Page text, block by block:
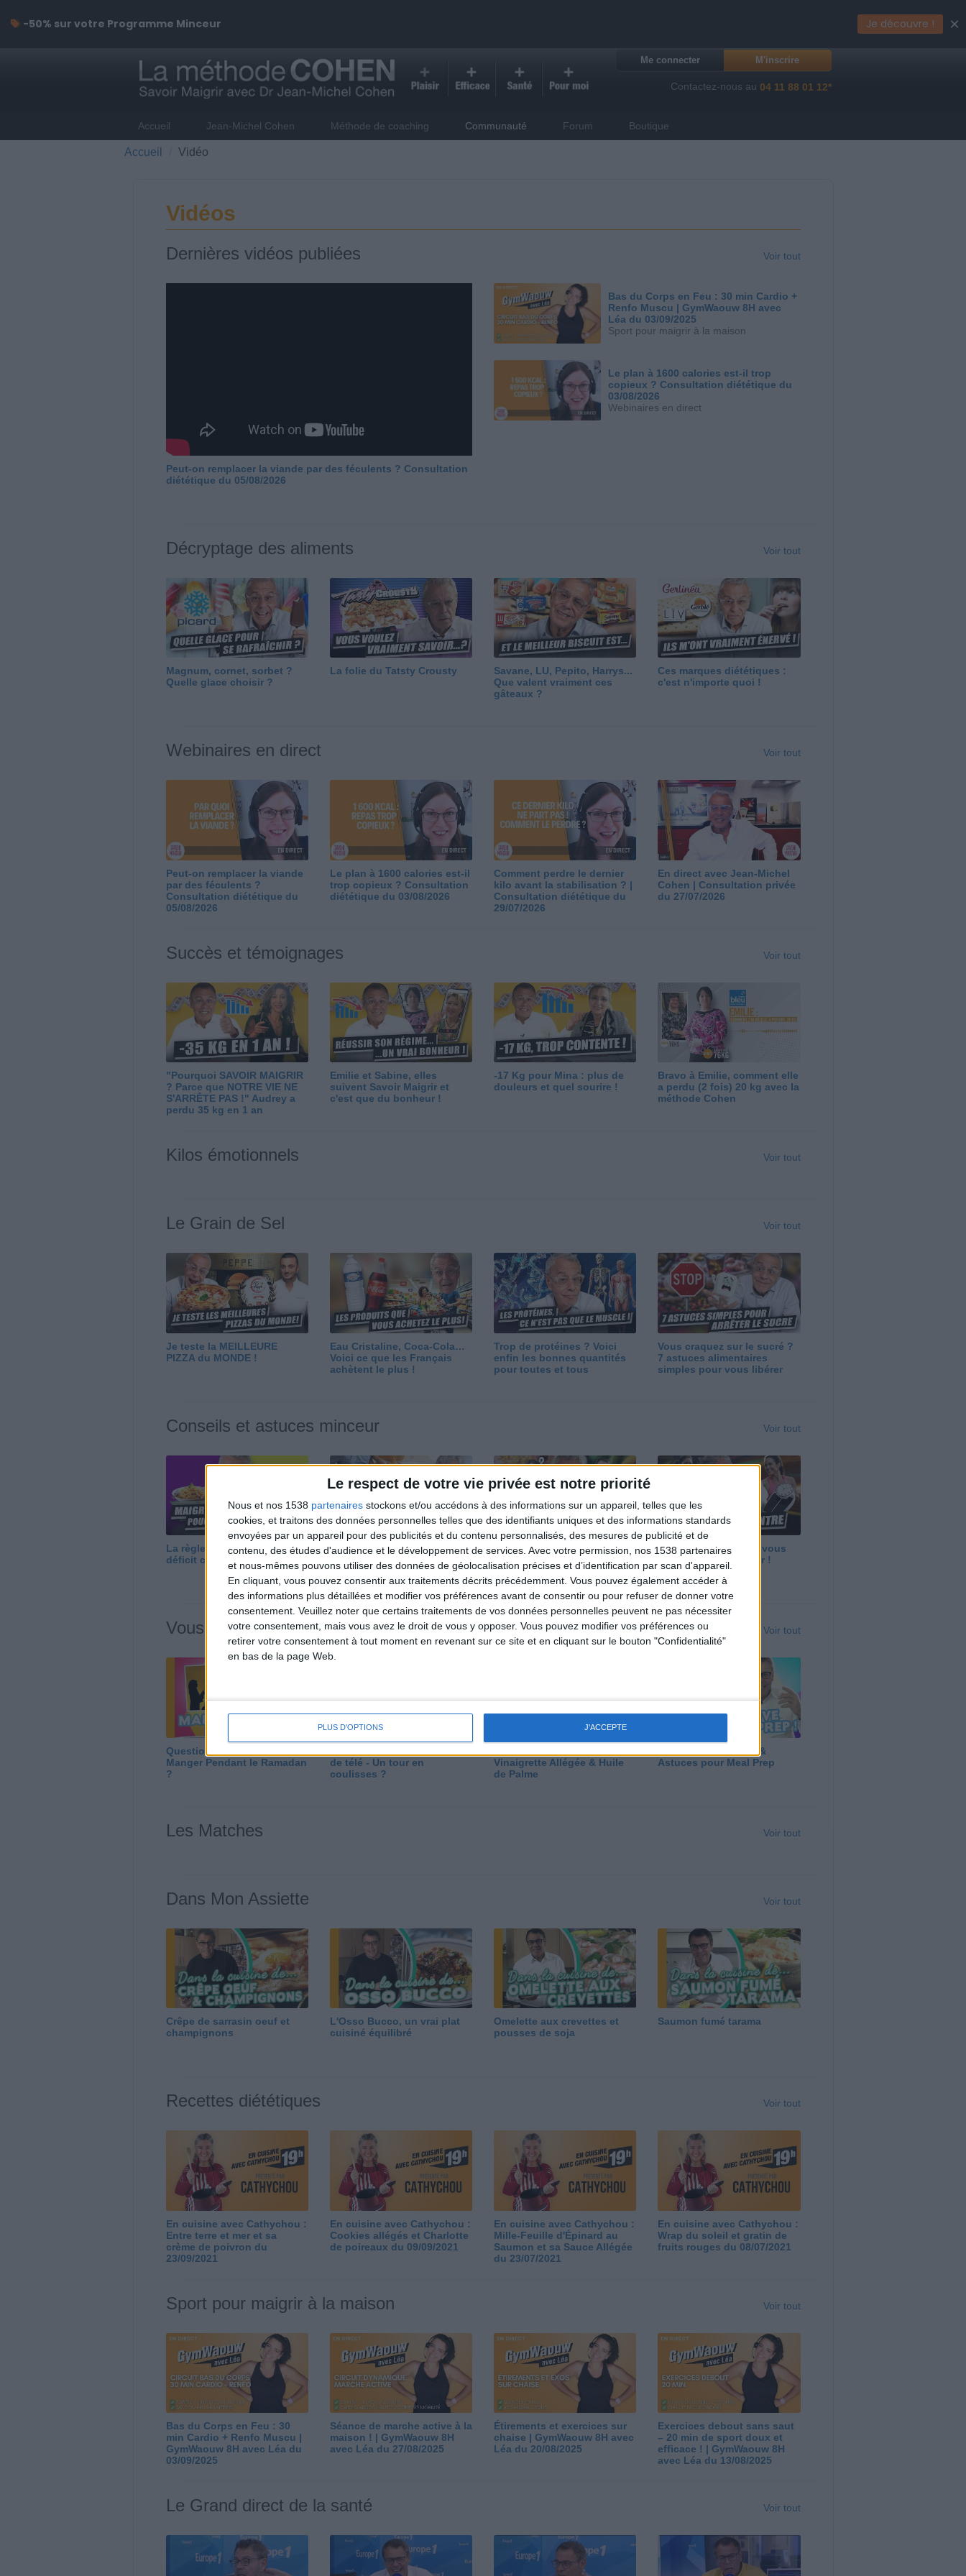
Le respect de votre vie privée est notre priorité
Nous et nos 1538 partenaires stockons et/ou accédons à des informations sur un appareil, telles que les
cookies, et traitons des données personnelles telles que des identifiants uniques et des informations standards
envoyées par un appareil pour des publicités et du contenu personnalisés, des mesures de publicité et de
contenu, des études d'audience et le développement de services. Avec votre permission, nos 1538 partenaires
et nous-mêmes pouvons utiliser des données de géolocalisation précises et d’identification par scan d'appareil.
En cliquant, vous pouvez consentir aux traitements décrits précédemment. Vous pouvez également accéder à
des informations plus détaillées et modifier vos préférences avant de consentir ou pour refuser de donner votre
consentement. Veuillez noter que certains traitements de vos données personnelles peuvent ne pas nécessiter
votre consentement, mais vous avez le droit de vous y opposer. Vous pouvez modifier vos préférences ou
retirer votre consentement à tout moment en revenant sur ce site et en cliquant sur le bouton "Confidentialité"
en bas de la page Web.
PLUS D'OPTIONS J'ACCEPTE
Me connecter M'inscrire
Contactez-nous au 04 11 88 01 12*
Accueil Jean-Michel Cohen Méthode de coaching Communauté Forum Boutique
Accueil Vidéo
Vidéos
Dernières vidéos publiées Voir tout
Peut-on remplacer la viande par des féculents ? Consultation
diététique du 05/08/2026
Bas du Corps en Feu : 30 min Cardio +
Renfo Muscu | GymWaouw 8H avec
Léa du 03/09/2025
Sport pour maigrir à la maison
Le plan à 1600 calories est-il trop
copieux ? Consultation diététique du
03/08/2026
Webinaires en direct
Décryptage des aliments Voir tout
Magnum, cornet, sorbet ?
Quelle glace choisir ?
La folie du Tatsty Crousty
Savane, LU, Pepito, Harrys...
Que valent vraiment ces
gâteaux ?
Ces marques diététiques :
c'est n'importe quoi !
Webinaires en direct Voir tout
Peut-on remplacer la viande
par des féculents ?
Consultation diététique du
05/08/2026
Le plan à 1600 calories est-il
trop copieux ? Consultation
diététique du 03/08/2026
Comment perdre le dernier
kilo avant la stabilisation ? |
Consultation diététique du
29/07/2026
En direct avec Jean-Michel
Cohen | Consultation privée
du 27/07/2026
Succès et témoignages Voir tout
"Pourquoi SAVOIR MAIGRIR
? Parce que NOTRE VIE NE
S'ARRÊTE PAS !" Audrey a
perdu 35 kg en 1 an
Emilie et Sabine, elles
suivent Savoir Maigrir et
c'est que du bonheur !
-17 Kg pour Mina : plus de
douleurs et quel sourire !
Bravo à Emilie, comment elle
a perdu (2 fois) 20 kg avec la
méthode Cohen
Kilos émotionnels Voir tout
Le Grain de Sel Voir tout
Je teste la MEILLEURE
PIZZA du MONDE !
Eau Cristaline, Coca-Cola…
Voici ce que les Français
achètent le plus !
Trop de protéines ? Voici
enfin les bonnes quantités
pour toutes et tous
Vous craquez sur le sucré ?
7 astuces alimentaires
simples pour vous libérer
Conseils et astuces minceur Voir tout
La règle N°1 pour maigrir : le
déficit calorique
Perdre 10 kg : ma méthode
est imparable
Et après la perte de poids ?
Je fais comment ?
Maigrir vite ? Ce que vous
devez vraiment savoir !
Vous m'avez demandé Voir tout
Question/Réponse : Que
Manger Pendant le Ramadan
?
de télé - Un tour en
coulisses ?
Vinaigrette Allégée & Huile
de Palme
Panga, Huile d'Olive &
Astuces pour Meal Prep
Les Matches Voir tout
Dans Mon Assiette Voir tout
Crêpe de sarrasin oeuf et
champignons
L'Osso Bucco, un vrai plat
cuisiné équilibré
Omelette aux crevettes et
pousses de soja
Saumon fumé tarama
Recettes diététiques Voir tout
En cuisine avec Cathychou :
Entre terre et mer et sa
crème de poivron du
23/09/2021
En cuisine avec Cathychou :
Cookies allégés et Charlotte
de poireaux du 09/09/2021
En cuisine avec Cathychou :
Mille-Feuille d'Épinard au
Saumon et sa Sauce Allégée
du 23/07/2021
En cuisine avec Cathychou :
Wrap du soleil et gratin de
fruits rouges du 08/07/2021
Sport pour maigrir à la maison Voir tout
Bas du Corps en Feu : 30
min Cardio + Renfo Muscu |
GymWaouw 8H avec Léa du
03/09/2025
Séance de marche active à la
maison ! | GymWaouw 8H
avec Léa du 27/08/2025
Étirements et exercices sur
chaise | GymWaouw 8H avec
Léa du 20/08/2025
Exercices debout sans saut
– 20 min de sport doux et
efficace ! | GymWaouw 8H
avec Léa du 13/08/2025
Le Grand direct de la santé Voir tout
-50% sur votre Programme Minceur Je découvre ! ×